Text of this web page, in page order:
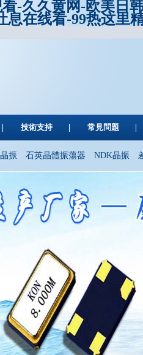
-久久黄网-欧美日
在线看-99热这里
技術支持 常見問題
振 石英晶體振蕩器 NDK晶振